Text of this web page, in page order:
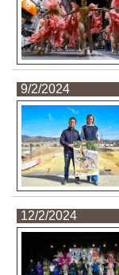
9/2/2024
12/2/2024